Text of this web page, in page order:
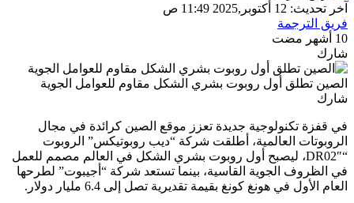
آخر تحديث: 12 أكتوبر,2025 11:49 ص
فريق الترجمة
10 أشهر مضت
شارك
الصين تطلق أول روبوت بشري الشكل مقاوم للعوامل الجوية
شارك
في قفزة تكنولوجية جديدة تعزز موقع الصين كرائدة في مجال
الروبوتات العالمية، أطلقت شركة “ديب روبوتيكس” الروبوت
“DR02″، ليصبح أول روبوت بشري الشكل في العالم مصمم للعمل
في الظروف الجوية القاسية، بينما تستعد شركة “أجيبوت” لطرحها
العام الأول في هونغ كونغ بقيمة تقديرية تصل إلى 6.4 مليار دولار.